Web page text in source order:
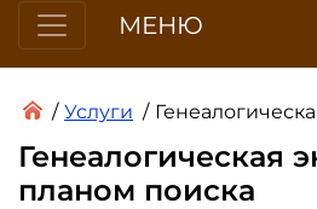
МЕНЮ
/ Услуги /
Генеалогическая
планом поиска